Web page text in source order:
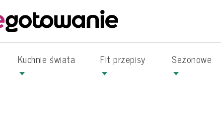
Kuchnie świata Fit przepisy Sezonowe